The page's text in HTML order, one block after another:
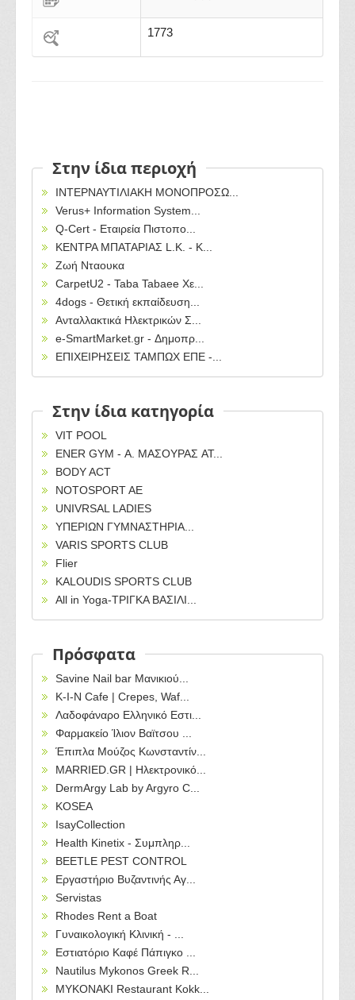
1773
Στην ίδια περιοχή
ΙΝΤΕΡΝΑΥΤΙΛΙΑΚΗ ΜΟΝΟΠΡΟΣΩ...
Verus+ Information System...
Q-Cert - Εταιρεία Πιστοπο...
ΚΕΝΤΡΑ ΜΠΑΤΑΡΙΑΣ L.K. - Κ...
Ζωή Νταουκα
CarpetU2 - Taba Tabaee Χε...
4dogs - Θετική εκπαίδευση...
Ανταλλακτικά Ηλεκτρικών Σ...
e-SmartMarket.gr - Δημοπρ...
ΕΠΙΧΕΙΡΗΣΕΙΣ ΤΑΜΠΩΧ ΕΠΕ -...
Στην ίδια κατηγορία
VIT POOL
ENER GYM - Α. ΜΑΣΟΥΡΑΣ AT...
BODY ACT
NOTOSPORT AE
UNIVRSAL LADIES
ΥΠΕΡΙΩΝ ΓΥΜΝΑΣΤΗΡΙΑ...
VARIS SPORTS CLUB
Flier
KALOUDIS SPORTS CLUB
All in Yoga-ΤΡΙΓΚΑ ΒΑΣΙΛΙ...
Πρόσφατα
Savine Nail bar Μανικιού...
Κ-Ι-Ν Cafe | Crepes, Waf...
Λαδοφάναρο Ελληνικό Εστι...
Φαρμακείο Ίλιον Βαϊτσου ...
Έπιπλα Μούζος Κωνσταντίν...
MARRIED.GR | Ηλεκτρονικό...
DermArgy Lab by Argyro C...
KOSEA
IsayCollection
Health Kinetix - Συμπληρ...
BEETLE PEST CONTROL
Εργαστήριο Βυζαντινής Αγ...
Servistas
Rhodes Rent a Boat
Γυναικολογική Κλινική - ...
Εστιατόριο Καφέ Πάπιγκο ...
Nautilus Mykonos Greek R...
MYKONAKI Restaurant Kokk...